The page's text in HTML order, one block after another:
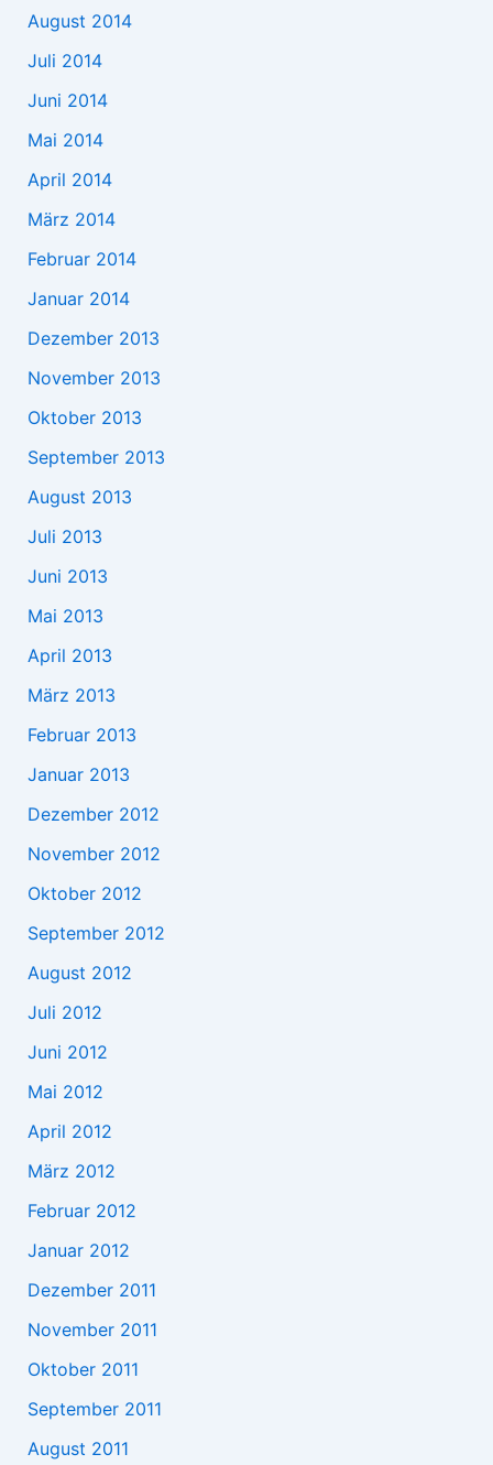
August 2014
Juli 2014
Juni 2014
Mai 2014
April 2014
März 2014
Februar 2014
Januar 2014
Dezember 2013
November 2013
Oktober 2013
September 2013
August 2013
Juli 2013
Juni 2013
Mai 2013
April 2013
März 2013
Februar 2013
Januar 2013
Dezember 2012
November 2012
Oktober 2012
September 2012
August 2012
Juli 2012
Juni 2012
Mai 2012
April 2012
März 2012
Februar 2012
Januar 2012
Dezember 2011
November 2011
Oktober 2011
September 2011
August 2011